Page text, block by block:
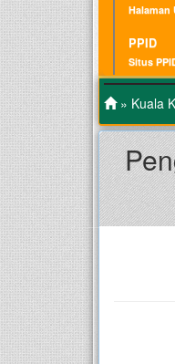
Halaman
PPID
Situs
» Kuala